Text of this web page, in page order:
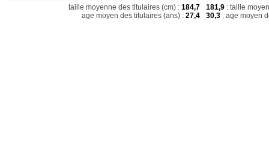
taille moyenne des titulaires (cm) : 184,7
age moyen des titulaires (ans) : 27,4
181,9 : taille
30,3 : age moyen